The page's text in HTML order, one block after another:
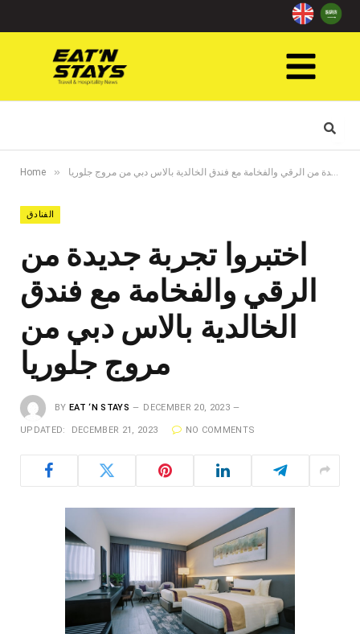
Home » اختبروا تجربة جديدة من الرقي والفخامة مع فندق الخالدية بالاس دبي من مروج جلوريا
الفنادق
اختبروا تجربة جديدة من
الرقي والفخامة مع فندق
الخالدية بالاس دبي من
مروج جلوريا
BY EAT ‘N STAYS DECEMBER 20, 2023
UPDATED: DECEMBER 21, 2023 NO COMMENTS